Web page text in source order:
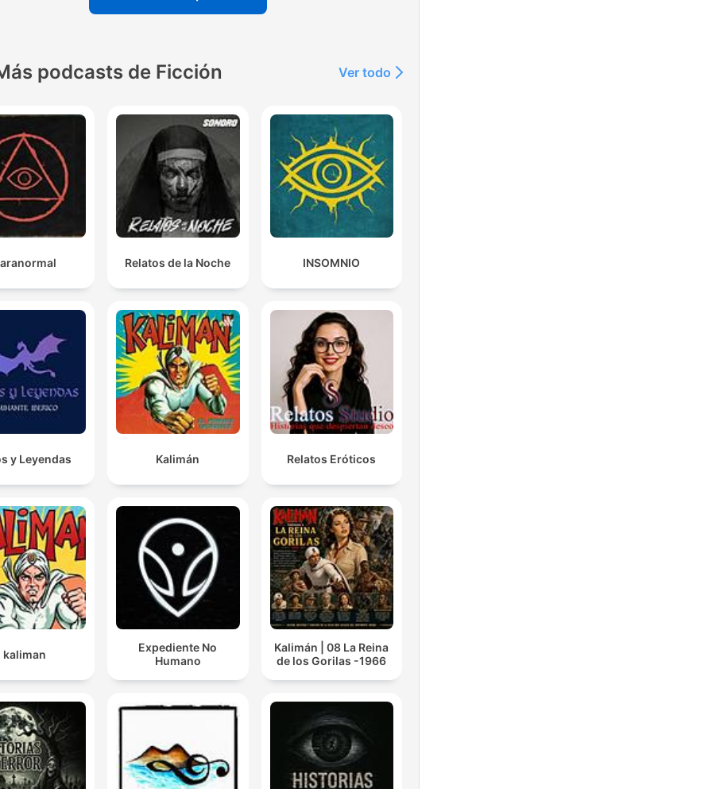
podcasts de Ficción Ver todo
Relatos de la Noche INSOMNIO
y Leyendas Kalimán Relatos Eróticos
kaliman
Expediente No
Humano
Kalimán | 08 La Reina
de los Gorilas -1966